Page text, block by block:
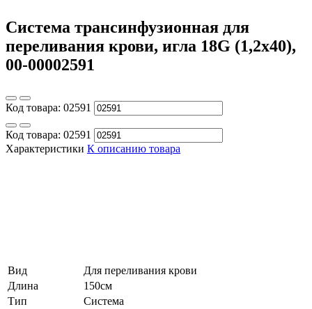
Система трансинфузионная для
переливания крови, игла 18G (1,2х40),
00-00002591
Код товара: 02591
Код товара: 02591
Характеристики К описанию товара
Вид
Для переливания крови
Длина
150см
Тип
Система